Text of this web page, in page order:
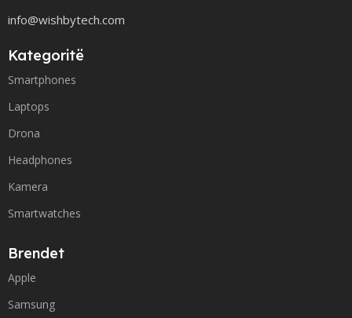
info@wishbytech.com
Kategoritë
Smartphones
Laptops
Drona
Headphones
Kamera
Smartwatches
Brendet
Apple
Samsung